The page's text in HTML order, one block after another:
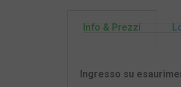
Info & Prezzi
Ingresso su